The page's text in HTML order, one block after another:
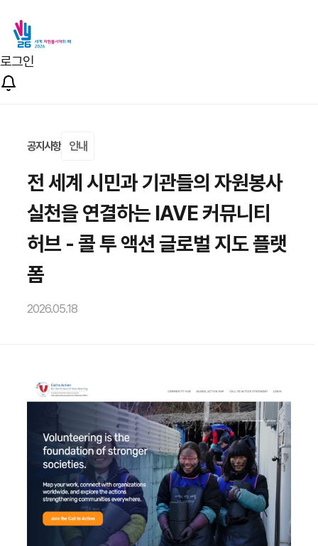
로그인
공지사항 안내
전 세계 시민과 기관들의 자원봉사
실천을 연결하는 IAVE 커뮤니티
허브 - 콜 투 액션 글로벌 지도 플랫
폼
2026.05.18